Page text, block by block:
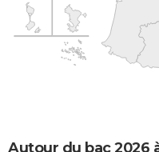
Autour du bac 2026